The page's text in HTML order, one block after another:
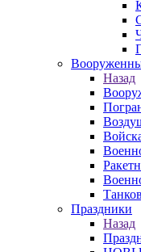
Назад
Праздники
Назад